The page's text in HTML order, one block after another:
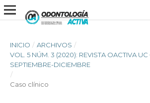
INICIO / ARCHIVOS /
VOL. 5 NÚM. 3 (2020): REVISTA OACTIVA UC
SEPTIEMBRE-DICIEMBRE
/
Caso clínico